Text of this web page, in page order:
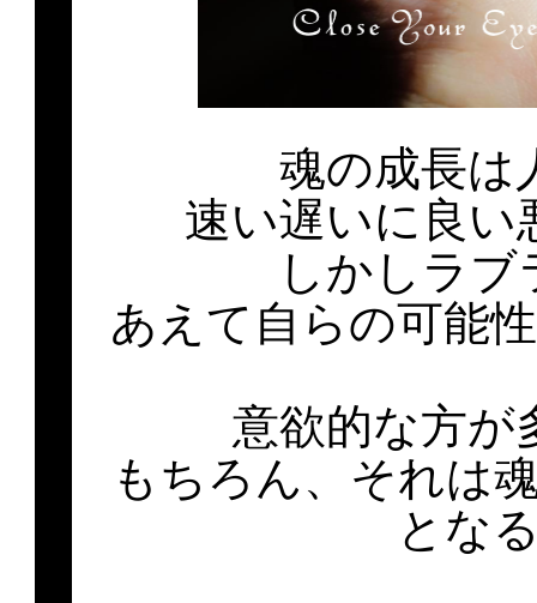
魂の成長は
速い遅いに良い
しかしラ
あえて自らの可能
意欲的な方が
もちろん、それは
とな